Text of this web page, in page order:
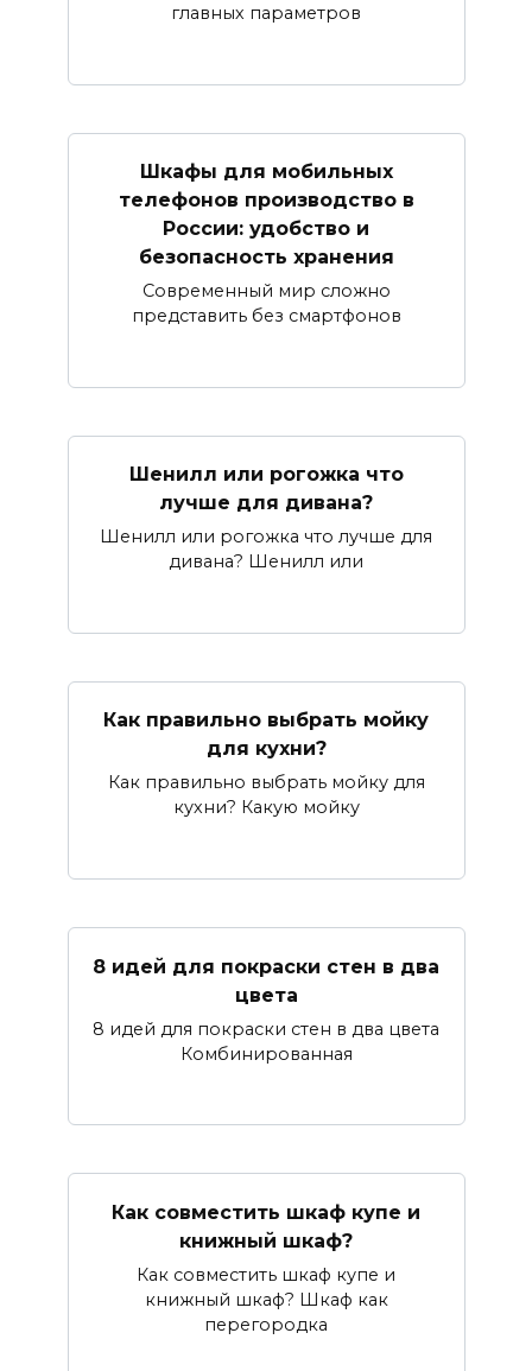
главных параметров
Шкафы для мобильных
телефонов производство в
России: удобство и
безопасность хранения
Современный мир сложно
представить без смартфонов
Шенилл или рогожка что
лучше для дивана?
Шенилл или рогожка что лучше для
дивана? Шенилл или
Как правильно выбрать мойку
для кухни?
Как правильно выбрать мойку для
кухни? Какую мойку
8 идей для покраски стен в два
цвета
8 идей для покраски стен в два цвета
Комбинированная
Как совместить шкаф купе и
книжный шкаф?
Как совместить шкаф купе и
книжный шкаф? Шкаф как
перегородка